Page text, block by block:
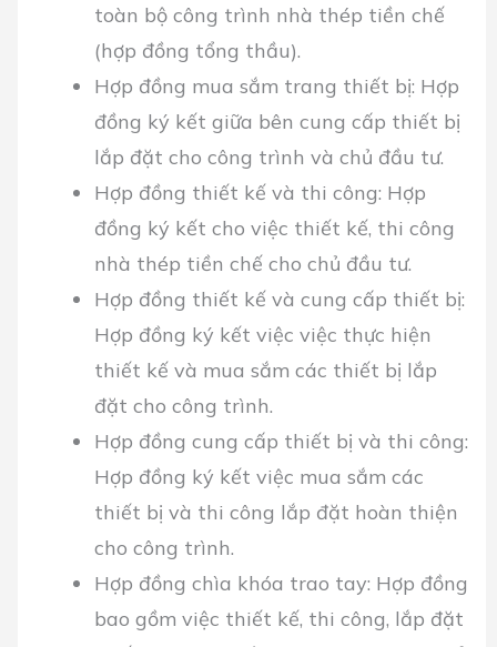
toàn bộ công trình nhà thép tiền chế
(hợp đồng tổng thầu).
Hợp đồng mua sắm trang thiết bị: Hợp
đồng ký kết giữa bên cung cấp thiết bị
lắp đặt cho công trình và chủ đầu tư.
Hợp đồng thiết kế và thi công: Hợp
đồng ký kết cho việc thiết kế, thi công
nhà thép tiền chế cho chủ đầu tư.
Hợp đồng thiết kế và cung cấp thiết bị:
Hợp đồng ký kết việc việc thực hiện
thiết kế và mua sắm các thiết bị lắp
đặt cho công trình.
Hợp đồng cung cấp thiết bị và thi công:
Hợp đồng ký kết việc mua sắm các
thiết bị và thi công lắp đặt hoàn thiện
cho công trình.
Hợp đồng chìa khóa trao tay: Hợp đồng
bao gồm việc thiết kế, thi công, lắp đặt